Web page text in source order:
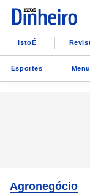
IstoÉ
Esportes Menu
Agronegócio